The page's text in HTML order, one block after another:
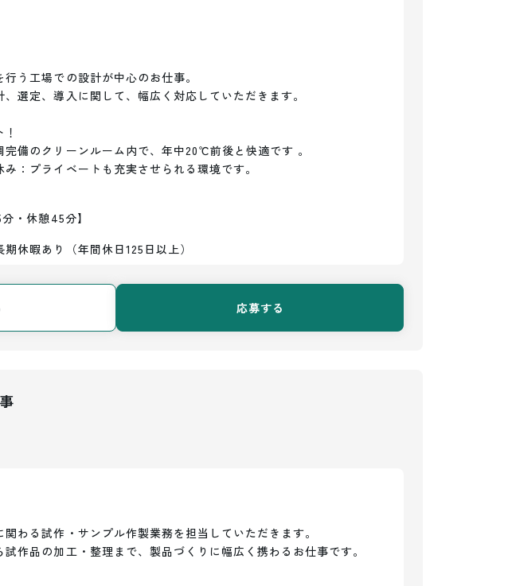
う工場での設計が中心のお仕事。
選定、導入に関して、幅広く対応していただきます。
完備のクリーンルーム内で、年中20℃前後と快適です 。
：プライベートも充実させられる環境です。
・休憩45分】
休暇あり（年間休日125日以上）
応募する
わる試作・サンプル作製業務を担当していただきます。
作品の加工・整理まで、製品づくりに幅広く携わるお仕事です。